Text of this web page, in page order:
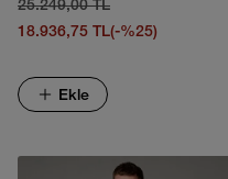
25.249,00 TL
18.936,75 TL(-%25)
Ekle